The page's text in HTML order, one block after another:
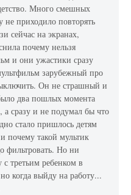
Много смешных
приходило повторять
сейчас на экранах,
почему нельзя
и они ужастики сразу
зарубежный про
Он не страшный и
два пошлых момента
а сразу и не подумал бы что
стало пришлось детям
и почему такой мультик
фильтровать. Но ни
третьим ребенком в
когда выйду на работу...